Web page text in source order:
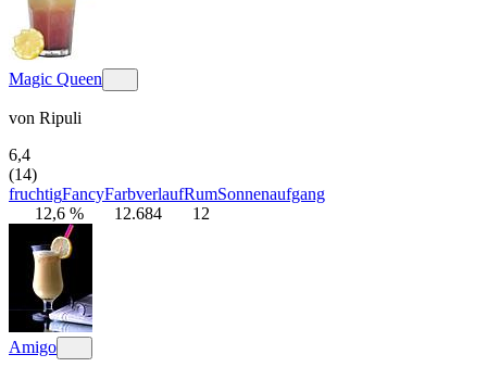
Magic Queen
von Ripuli
6,4
(14)
fruchtigFancyFarbverlaufRumSonnenaufgang
12,6 %
12.684 12
Amigo